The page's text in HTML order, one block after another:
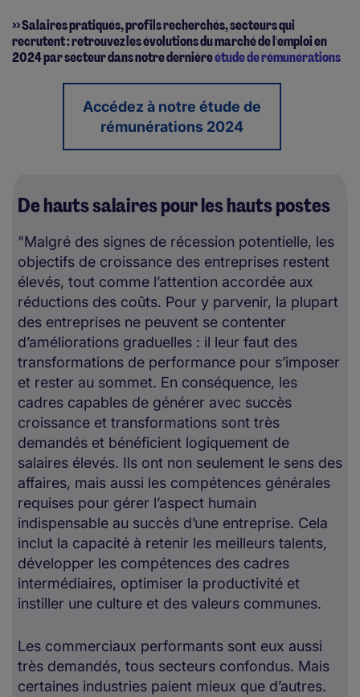
>> Salaires pratiqués, profils recherchés, secteurs qui
recrutent : retrouvez les évolutions du marché de l'emploi en
2024 par secteur dans notre dernièreétude de rémunérations
Accédez à notre étude de
rémunérations 2024
De hauts salaires pour les hauts postes
"Malgré des signes de récession potentielle, les
objectifs de croissance des entreprises restent
élevés, tout comme l’attention accordée aux
réductions des coûts. Pour y parvenir, la plupart
des entreprises ne peuvent se contenter
d’améliorations graduelles : il leur faut des
transformations de performance pour s’imposer
et rester au sommet. En conséquence, les
cadres capables de générer avec succès
croissance et transformations sont très
demandés et bénéficient logiquement de
salaires élevés. Ils ont non seulement le sens des
affaires, mais aussi les compétences générales
requises pour gérer l’aspect humain
indispensable au succès d’une entreprise. Cela
inclut la capacité à retenir les meilleurs talents,
développer les compétences des cadres
intermédiaires, optimiser la productivité et
instiller une culture et des valeurs communes.
Les commerciaux performants sont eux aussi
très demandés, tous secteurs confondus. Mais
certaines industries paient mieux que d’autres.